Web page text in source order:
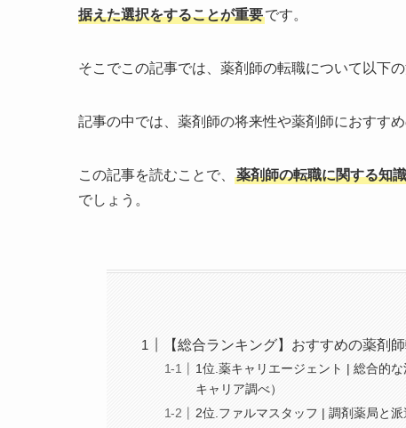
据えた選択をすることが重要です。
そこでこの記事では、薬剤師の転職について以下
記事の中では、薬剤師の将来性や薬剤師におすす
この記事を読むことで、 薬剤師の転職に関する知識
でしょう。
【総合ランキング】おすすめの薬剤
1位.薬キャリエージェント | 総合的
キャリア調べ）
2位.ファルマスタッフ | 調剤薬局と